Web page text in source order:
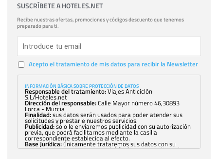
SUSCRÍBETE A HOTELES.NET
Recibe nuestras ofertas, promociones y códigos descuento que tenemos
preparado para ti.
Acepto el tratamiento de mis datos para recibir la Newsletter
INFORMACIÓN BÁSICA SOBRE PROTECCIÓN DE DATOS
Responsable del tratamiento:Viajes Anticiclón
S.L/Hoteles.net
Dirección del responsable:Calle Mayor número 46,30893
Lorca - Murcia
Finalidad:sus datos serán usados para poder atender sus
solicitudes y prestarle nuestros servicios.
Publicidad:solo le enviaremos publicidad con su autorización
previa, que podrá facilitarnos mediante la casilla
correspondiente establecida al efecto.
Base Jurídica:únicamente trataremos sus datos con su
consentimiento previo, que podrá facilitarnos mediante la